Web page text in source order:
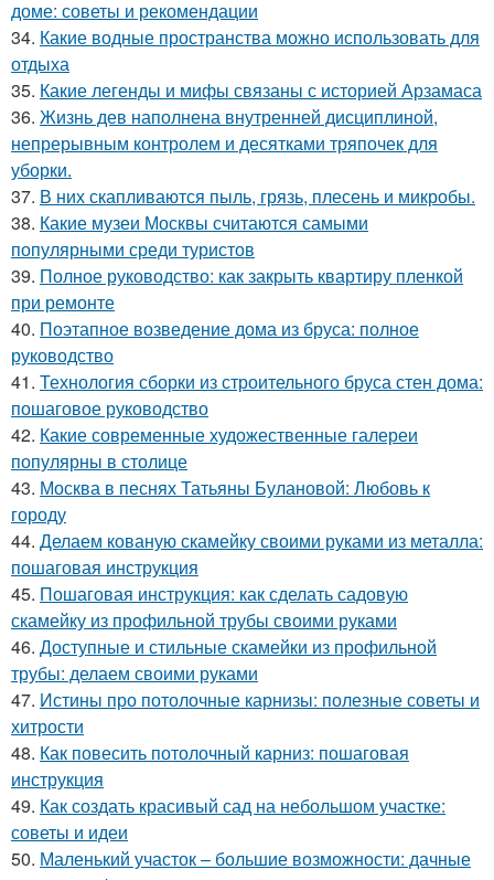
доме: советы и рекомендации
34. Какие водные пространства можно использовать для
отдыха
35. Какие легенды и мифы связаны с историей Арзамаса
36. Жизнь дев наполнена внутренней дисциплиной,
непрерывным контролем и десятками тряпочек для
уборки.
37. В них скапливаются пыль, грязь, плесень и микробы.
38. Какие музеи Москвы считаются самыми
популярными среди туристов
39. Полное руководство: как закрыть квартиру пленкой
при ремонте
40. Поэтапное возведение дома из бруса: полное
руководство
41. Технология сборки из строительного бруса стен дома:
пошаговое руководство
42. Какие современные художественные галереи
популярны в столице
43. Москва в песнях Татьяны Булановой: Любовь к
городу
44. Делаем кованую скамейку своими руками из металла:
пошаговая инструкция
45. Пошаговая инструкция: как сделать садовую
скамейку из профильной трубы своими руками
46. Доступные и стильные скамейки из профильной
трубы: делаем своими руками
47. Истины про потолочные карнизы: полезные советы и
хитрости
48. Как повесить потолочный карниз: пошаговая
инструкция
49. Как создать красивый сад на небольшом участке:
советы и идеи
50. Маленький участок – большие возможности: дачные